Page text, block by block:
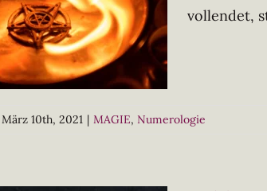
vollendet,
März 10th, 2021 | MAGIE, Numerologie